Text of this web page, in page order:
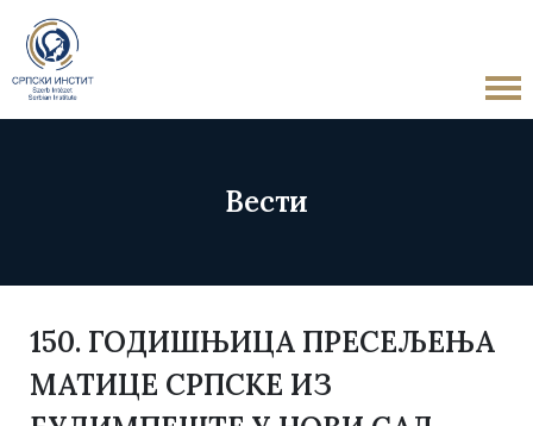
Вести
150. ГОДИШЊИЦА ПРЕСЕЉЕЊА
МАТИЦЕ СРПСКЕ ИЗ